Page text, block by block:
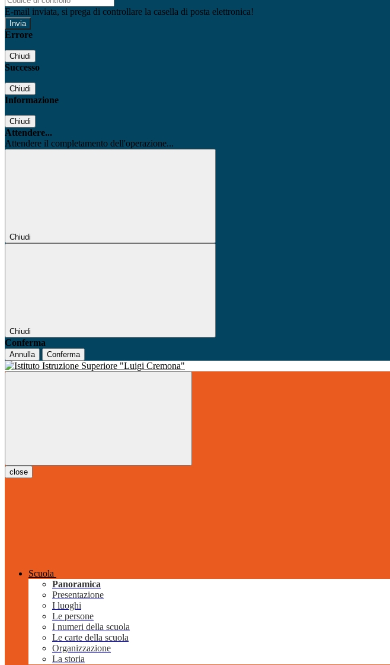
E-mail inviata, si prega di controllare la casella di posta elettronica!
Errore
Chiudi
Successo
Chiudi
Informazione
Chiudi
Attendere...
Attendere il completamento dell'operazione...
Chiudi
Chiudi
Conferma
Annulla Conferma
close
Scuola
Panoramica
Presentazione
I luoghi
Le persone
I numeri della scuola
Le carte della scuola
Organizzazione
La storia